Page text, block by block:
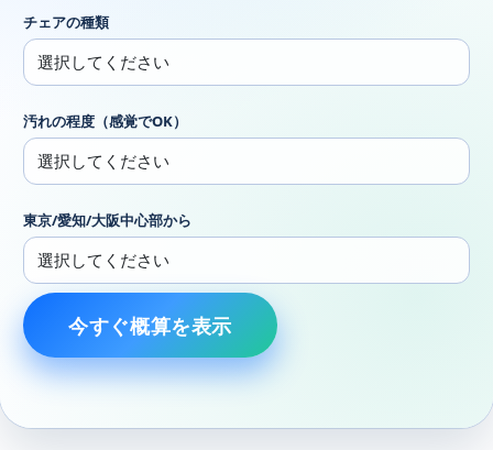
チェアの種類
汚れの程度（感覚でOK）
東京/愛知/大阪中心部から
今すぐ概算を表示